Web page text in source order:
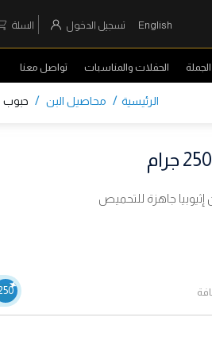
English تسجيل الدخول السلة
الحفلات والمناسبات تواصل معنا
الرئيسية / محاصيل البن / حبوب
جاهزة للتحميص